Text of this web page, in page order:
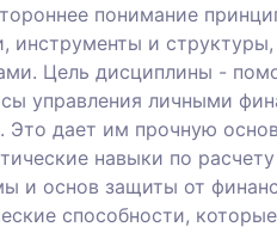
понимание
инструменты и
Цель дисциплины -
управления личными
Это дает им прочную
навыки по
и основ защиты от
способности,